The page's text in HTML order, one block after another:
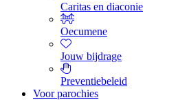
Caritas en diaconie
Oecumene
Jouw bijdrage
Preventiebeleid
Voor parochies